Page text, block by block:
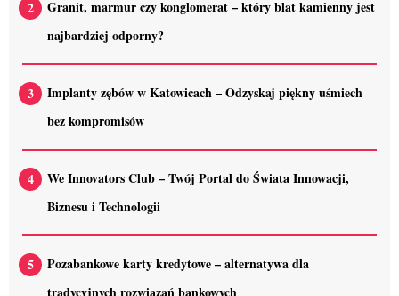
Granit, marmur czy konglomerat – który blat kamienny jest
najbardziej odporny?
Implanty zębów w Katowicach – Odzyskaj piękny uśmiech
bez kompromisów
We Innovators Club – Twój Portal do Świata Innowacji,
Biznesu i Technologii
Pozabankowe karty kredytowe – alternatywa dla
tradycyjnych rozwiązań bankowych